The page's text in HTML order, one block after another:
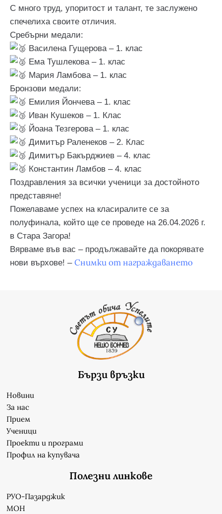
С много труд, упоритост и талант, те заслужено
спечелиха своите отличия.
Сребърни медали:
Василена Гущерова – 1. клас
Ема Тушлекова – 1. клас
Мария Ламбова – 1. клас
Бронзови медали:
Емилия Йончева – 1. клас
Иван Кушеков – 1. Клас
Йоана Тезгерова – 1. клас
Димитър Раленеков – 2. Клас
Димитър Бакърджиев – 4. клас
Константин Ламбов – 4. клас
Поздравления за всички ученици за достойното
представяне!
Пожелаваме успех на класиралите се за
полуфинала, който ще се проведе на 26.04.2026 г.
в Стара Загора!
Вярваме във вас – продължавайте да покорявате
нови върхове! – Снимки от награждаването
Бързи връзки
Новини
За нас
Прием
Ученици
Проекти и програми
Профил на купувача
Полезни линкове
РУО-Пазарджик
МОН